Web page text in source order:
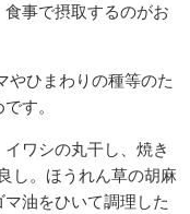
事で摂取するのがお
やひまわりの種等のた
す。
ワシの丸干し、焼き
し。ほうれん草の胡麻
油をひいて調理した